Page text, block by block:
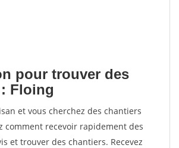
pour trouver des
Floing
et vous cherchez des chantiers
comment recevoir rapidement des
et trouver des chantiers. Recevez